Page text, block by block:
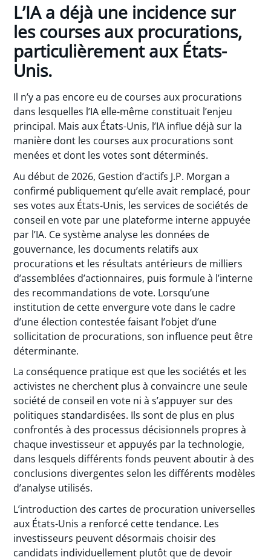
L’IA a déjà une incidence sur
les courses aux procurations,
particulièrement aux États-
Unis.
Il n’y a pas encore eu de courses aux procurations
dans lesquelles l’IA elle-même constituait l’enjeu
principal. Mais aux États-Unis, l’IA influe déjà sur la
manière dont les courses aux procurations sont
menées et dont les votes sont déterminés.
Au début de 2026, Gestion d’actifs J.P. Morgan a
confirmé publiquement qu’elle avait remplacé, pour
ses votes aux États-Unis, les services de sociétés de
conseil en vote par une plateforme interne appuyée
par l’IA. Ce système analyse les données de
gouvernance, les documents relatifs aux
procurations et les résultats antérieurs de milliers
d’assemblées d’actionnaires, puis formule à l’interne
des recommandations de vote. Lorsqu’une
institution de cette envergure vote dans le cadre
d’une élection contestée faisant l’objet d’une
sollicitation de procurations, son influence peut être
déterminante.
La conséquence pratique est que les sociétés et les
activistes ne cherchent plus à convaincre une seule
société de conseil en vote ni à s’appuyer sur des
politiques standardisées. Ils sont de plus en plus
confrontés à des processus décisionnels propres à
chaque investisseur et appuyés par la technologie,
dans lesquels différents fonds peuvent aboutir à des
conclusions divergentes selon les différents modèles
d’analyse utilisés.
L’introduction des cartes de procuration universelles
aux États-Unis a renforcé cette tendance. Les
investisseurs peuvent désormais choisir des
candidats individuellement plutôt que de devoir